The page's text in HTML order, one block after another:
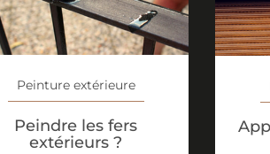
Peinture extérieure
Peindre les fers
extérieurs ?